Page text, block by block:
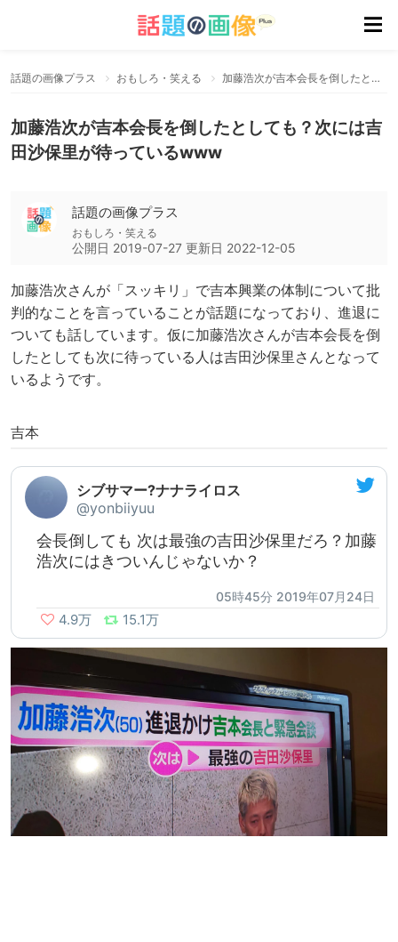
話題の画像プラス おもしろ・笑える 加藤浩次が吉本会長を倒したとしても？次には吉田沙保里が待っているwww
加藤浩次が吉本会長を倒したとしても？次には吉
田沙保里が待っているwww
話題の画像プラス
おもしろ・笑える
公開日 2019-07-27 更新日 2022-12-05
加藤浩次さんが「スッキリ」で吉本興業の体制について批
判的なことを言っていることが話題になっており、進退に
ついても話しています。仮に加藤浩次さんが吉本会長を倒
したとしても次に待っている人は吉田沙保里さんとなって
いるようです。
吉本
シブサマー?ナナライロス
@yonbiiyuu
会長倒しても 次は最強の吉田沙保里だろ？加藤
浩次にはきついんじゃないか？
05時45分 2019年07月24日
4.9万 15.1万